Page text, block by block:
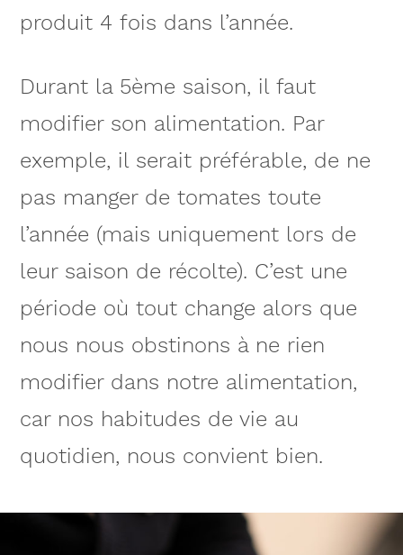
produit 4 fois dans l’année.
Durant la 5ème saison, il faut
modifier son alimentation. Par
exemple, il serait préférable, de ne
pas manger de tomates toute
l’année (mais uniquement lors de
leur saison de récolte). C’est une
période où tout change alors que
nous nous obstinons à ne rien
modifier dans notre alimentation,
car nos habitudes de vie au
quotidien, nous convient bien.